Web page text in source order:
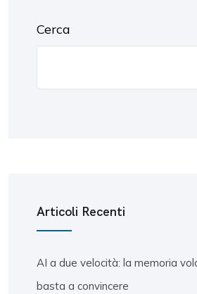
Cerca
Articoli Recenti
AI a due velocità: la memoria
basta a convincere